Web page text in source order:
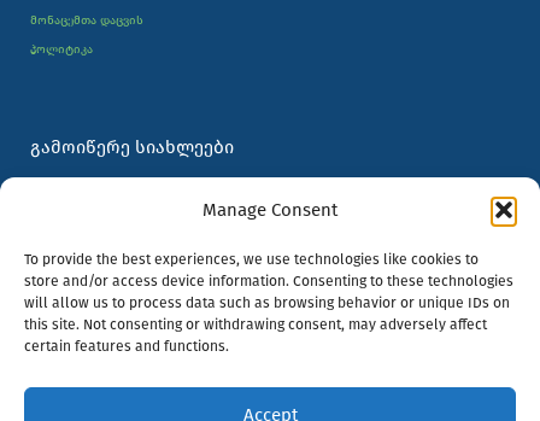
Manage Consent
To provide the best experiences, we use technologies like cookies to
store and/or access device information. Consenting to these technologies
will allow us to process data such as browsing behavior or unique IDs on
this site. Not consenting or withdrawing consent, may adversely affect
certain features and functions.
Accept
მონაცემთა დაცვის
პოლიტიკა
ᲒᲐᲛᲝᲘᲬᲔᲠᲔ ᲡᲘᲐᲮᲚᲔᲔᲑᲘ
ელ-
ფოსტა
ᲒᲐᲛᲝᲬᲔᲠᲐ